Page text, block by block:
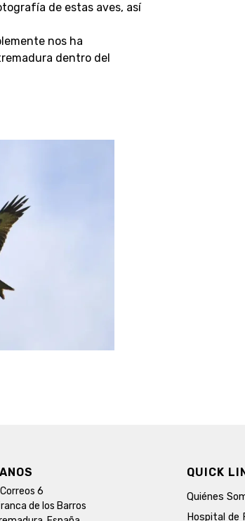
de estas aves, así
nos ha
dentro del
6
de los Barros
QUICK
Quiénes
Hospital de